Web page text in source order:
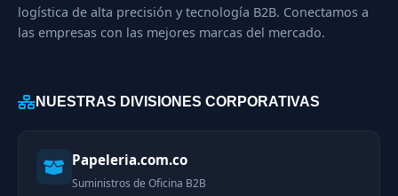
logística de alta precisión y tecnología B2B. Conectamos a
las empresas con las mejores marcas del mercado.
NUESTRAS DIVISIONES CORPORATIVAS
Papeleria.com.co
Suministros de Oficina B2B